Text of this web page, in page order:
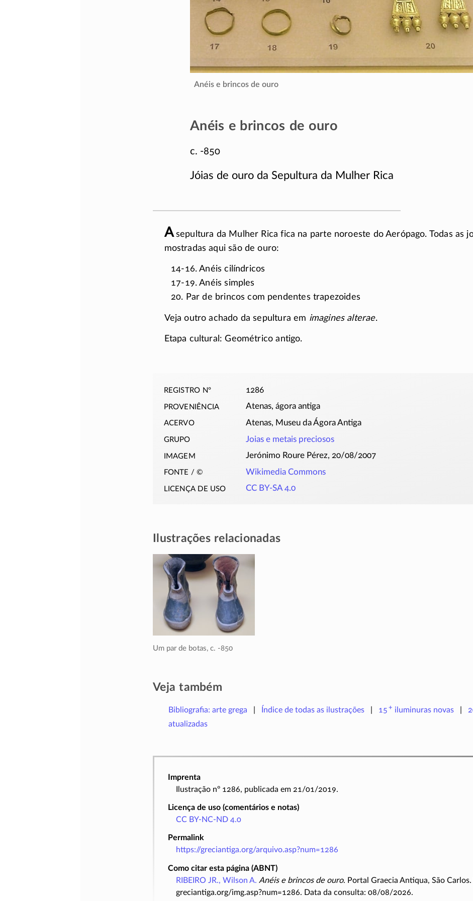
Anéis e brincos de ouro
Anéis e brincos de ouro
c. -850
Jóias de ouro da Sepultura da Mulher Rica
Asepultura da Mulher Rica fica na parte noroeste do Aerópago. Todas as
mostradas aqui são de ouro:
14-16. Anéis cilíndricos
17-19. Anéis simples
20. Par de brincos com pendentes trapezoides
Veja outro achado da sepultura em imagines alterae.
Etapa cultural: Geométrico antigo.
registro nº 1286
proveniência Atenas, ágora antiga
acervo Atenas, Museu da Ágora Antiga
grupo Joias e metais preciosos
imagem Jerónimo Roure Pérez, 20/08/2007
fonte / © Wikimedia Commons
licença de uso CC BY-SA 4.0
Ilustrações relacionadas
Um par de botas, c. -850
Veja também
Bibliografia: arte grega Índice de todas as ilustrações 15 + iluminurasnovas
atualizadas
Imprenta
Ilustração nº 1286, publicada em 21/01/2019.
Licença de uso (comentários e notas)
CC BY-NC-ND 4.0
Permalink
https://greciantiga.org/arquivo.asp?num=1286
Como citar esta página (ABNT)
RIBEIRO JR., Wilson A. Anéis e brincos de ouro. Portal Graecia Antiqua, São Carlos.
greciantiga.org/img.asp?num=1286. Data da consulta: 08/08/2026.